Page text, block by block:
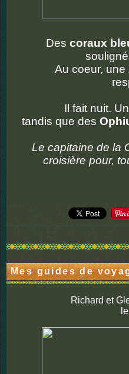
Des coraux
Au coeur, une
Il fait nuit.
tandis que des
Le capitaine de la
croisière pour,
Mes guides de
Richard et